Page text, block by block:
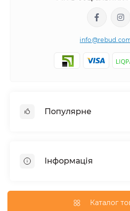
Популярне
Гіпсокартонні системи
Паркани та огорожі
Інформація
Каталог